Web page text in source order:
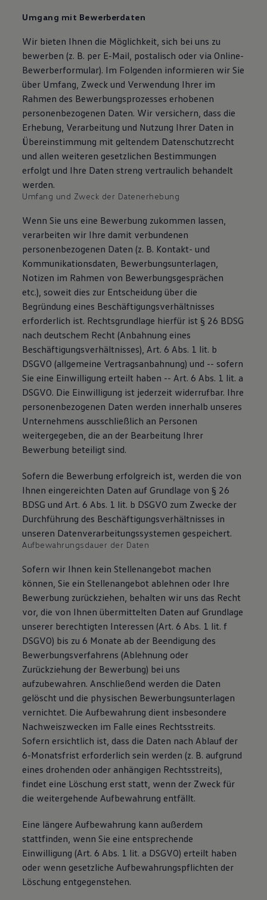
Umgang mit Bewerberdaten
Wir bieten Ihnen die Möglichkeit, sich bei uns zu
bewerben (z. B. per E-Mail, postalisch oder via Online-
Bewerberformular). Im Folgenden informieren wir Sie
über Umfang, Zweck und Verwendung Ihrer im
Rahmen des Bewerbungsprozesses erhobenen
personenbezogenen Daten. Wir versichern, dass die
Erhebung, Verarbeitung und Nutzung Ihrer Daten in
Übereinstimmung mit geltendem Datenschutzrecht
und allen weiteren gesetzlichen Bestimmungen
erfolgt und Ihre Daten streng vertraulich behandelt
werden.
Umfang und Zweck der Datenerhebung
Wenn Sie uns eine Bewerbung zukommen lassen,
verarbeiten wir Ihre damit verbundenen
personenbezogenen Daten (z. B. Kontakt- und
Kommunikationsdaten, Bewerbungsunterlagen,
Notizen im Rahmen von Bewerbungsgesprächen
etc.), soweit dies zur Entscheidung über die
Begründung eines Beschäftigungsverhältnisses
erforderlich ist. Rechtsgrundlage hierfür ist § 26 BDSG
nach deutschem Recht (Anbahnung eines
Beschäftigungsverhältnisses), Art. 6 Abs. 1 lit. b
DSGVO (allgemeine Vertragsanbahnung) und -- sofern
Sie eine Einwilligung erteilt haben -- Art. 6 Abs. 1 lit. a
DSGVO. Die Einwilligung ist jederzeit widerrufbar. Ihre
personenbezogenen Daten werden innerhalb unseres
Unternehmens ausschließlich an Personen
weitergegeben, die an der Bearbeitung Ihrer
Bewerbung beteiligt sind.
Sofern die Bewerbung erfolgreich ist, werden die von
Ihnen eingereichten Daten auf Grundlage von § 26
BDSG und Art. 6 Abs. 1 lit. b DSGVO zum Zwecke der
Durchführung des Beschäftigungsverhältnisses in
unseren Datenverarbeitungssystemen gespeichert.
Aufbewahrungsdauer der Daten
Sofern wir Ihnen kein Stellenangebot machen
können, Sie ein Stellenangebot ablehnen oder Ihre
Bewerbung zurückziehen, behalten wir uns das Recht
vor, die von Ihnen übermittelten Daten auf Grundlage
unserer berechtigten Interessen (Art. 6 Abs. 1 lit. f
DSGVO) bis zu 6 Monate ab der Beendigung des
Bewerbungsverfahrens (Ablehnung oder
Zurückziehung der Bewerbung) bei uns
aufzubewahren. Anschließend werden die Daten
gelöscht und die physischen Bewerbungsunterlagen
vernichtet. Die Aufbewahrung dient insbesondere
Nachweiszwecken im Falle eines Rechtsstreits.
Sofern ersichtlich ist, dass die Daten nach Ablauf der
6-Monatsfrist erforderlich sein werden (z. B. aufgrund
eines drohenden oder anhängigen Rechtsstreits),
findet eine Löschung erst statt, wenn der Zweck für
die weitergehende Aufbewahrung entfällt.
Eine längere Aufbewahrung kann außerdem
stattfinden, wenn Sie eine entsprechende
Einwilligung (Art. 6 Abs. 1 lit. a DSGVO) erteilt haben
oder wenn gesetzliche Aufbewahrungspflichten der
Löschung entgegenstehen.